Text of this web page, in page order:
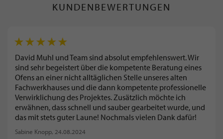
KUNDENBEWERTUNGEN
David Muhl und Team sind absolut empfehlenswert. Wir
sind sehr begeistert über die kompetente Beratung eines
Ofens an einer nicht alltäglichen Stelle unseres alten
Fachwerkhauses und die dann kompetente professionelle
Verwirklichung des Projektes. Zusätzlich möchte ich
erwähnen, dass schnell und sauber gearbeitet wurde, und
das mit stets guter Laune! Nochmals vielen Dank dafür!
Sabine Knopp, 24.08.2024